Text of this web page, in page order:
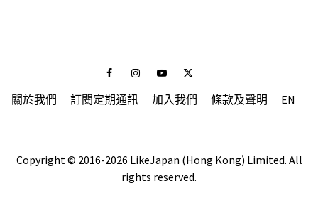
FacebookInstagramYoutubeTwitter
關於我們 訂閱定期通訊 加入我們 條款及聲明 EN
Copyright © 2016-2026 LikeJapan (Hong Kong) Limited. All
rights reserved.